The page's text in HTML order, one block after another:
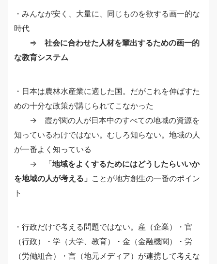
・みんなが安く、大量に、同じものを欲する画一的な
時代
⇒ 社会に合わせた人材を輩出するための画一的
な教育システム
・日本は農林水産業に適した国。だがこれを伸ばすた
めの十分な政策が講じられてこなかった
→ 霞が関の人が日本中のすべての地域の資源を
知っているわけではない。むしろ知らない。地域の人
が一番よく知っている
→ 「地域をよくするためにはどうしたらいいか
を地域の人が考える」 ことが地方創生の一番のポイン
ト
・行政だけで考える問題ではない。産（企業）・官
（行政）・学（大学、教育）・金（金融機関）・労
（労働組合）・言（地元メディア）が連携して考えな